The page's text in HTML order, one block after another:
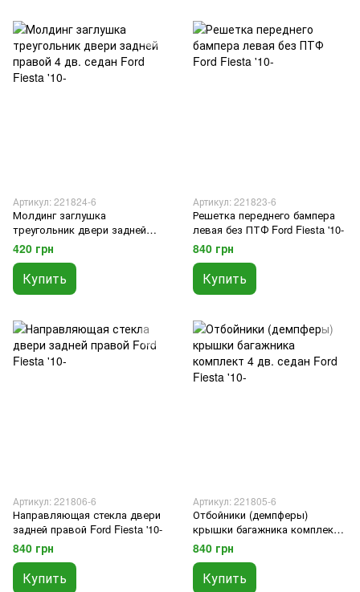
Артикул: 221824-6
Молдинг заглушка
треугольник двери задней
правой 4 дв. седан Ford Fiesta
'10-
420 грн
Купить
Артикул: 221823-6
Решетка переднего бампера
левая без ПТФ Ford Fiesta '10-
840 грн
Купить
Артикул: 221806-6
Направляющая стекла двери
задней правой Ford Fiesta '10-
840 грн
Купить
Артикул: 221805-6
Отбойники (демпферы)
крышки багажника комплект
4 дв. седан Ford Fiesta '10-
840 грн
Купить